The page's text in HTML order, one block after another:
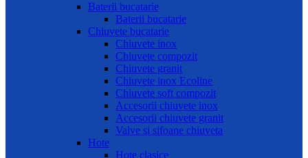
Baterii bucatarie
Baterii bucatarie
Chiuvete bucatarie
Chiuvete inox
Chiuvete compozit
Chiuvete granit
Chiuvete inox Ecoline
Chiuvete soft compozit
Accesorii chiuvete inox
Accesorii chiuvete granit
Valve si sifoane chiuveta
Hote
Hote clasice